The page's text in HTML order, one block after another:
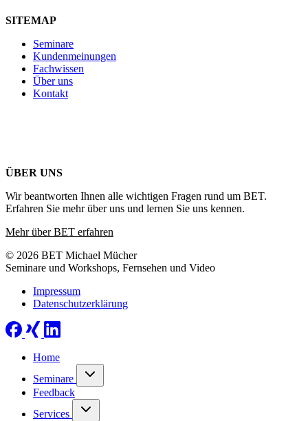
SITEMAP
Seminare
Kundenmeinungen
Fachwissen
Über uns
Kontakt
ÜBER UNS
Wir beantworten Ihnen alle wichtigen Fragen rund um BET.
Erfahren Sie mehr über uns und lernen Sie uns kennen.
Mehr über BET erfahren
© 2026 BET Michael Mücher
Seminare und Workshops, Fernsehen und Video
Impressum
Datenschutzerklärung
Home
Seminare
Feedback
Services